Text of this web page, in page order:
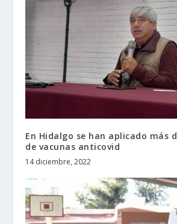
En Hidalgo se han aplicado más
de vacunas anticovid
14 diciembre, 2022